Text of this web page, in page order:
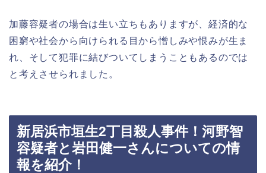
加藤容疑者の場合は生い立ちもありますが、経済的な
困窮や社会から向けられる目から憎しみや恨みが生ま
れ、そして犯罪に結びついてしまうこともあるのでは
と考えさせられました。
新居浜市垣生2丁目殺人事件！河野智
容疑者と岩田健一さんについての情
報を紹介！